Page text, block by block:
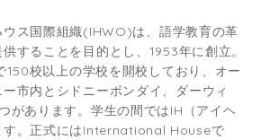
ス国際組織(IHWO)は、語学教育の革
することを目的とし、1953年に創立。
校以上の学校を開校しており、オー
市内とシドニーボンダイ、ダーウィ
があります。学生の間ではIH（アイヘ
す。正式にはInternational Houseで